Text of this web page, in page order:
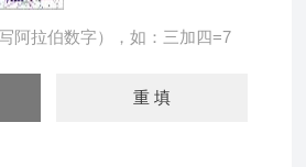
阿拉伯数字），如：三加四=7